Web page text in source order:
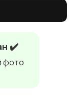
✔️
фото